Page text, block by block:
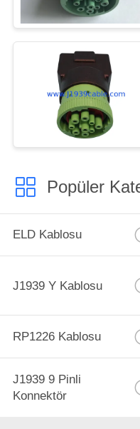
Popüler
ELD Kablosu
J1939 Y Kablosu
RP1226 Kablosu
J1939 9 Pinli
Konnektör